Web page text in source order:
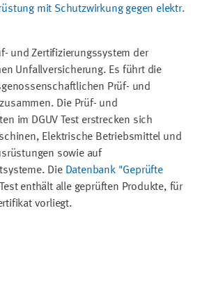
mit Schutzwirkung gegen elektr.
und Zertifizierungssystem der
Unfallversicherung. Es führt die
Prüf- und
Die Prüf- und
im DGUV Test erstrecken sich
Elektrische Betriebsmittel und
sowie auf
Die Datenbank "Geprüfte
enthält alle geprüften Produkte, für
vorliegt.